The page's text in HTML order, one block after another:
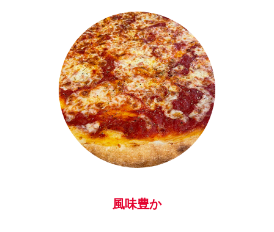
気配りに丁寧
さを感じま
す。カウンタ
ー付近にグッ
ズが販売され
ており、木製
のコースター
風味豊か